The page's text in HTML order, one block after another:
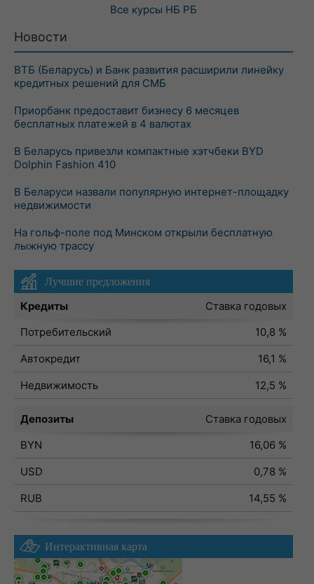
Все курсы НБ РБ
Новости
ВТБ (Беларусь) и Банк развития расширили линейку
кредитных решений для СМБ
Приорбанк предоставит бизнесу 6 месяцев
бесплатных платежей в 4 валютах
В Беларусь привезли компактные хэтчбеки BYD
Dolphin Fashion 410
В Беларуси назвали популярную интернет-площадку
недвижимости
На гольф-поле под Минском открыли бесплатную
лыжную трассу
Лучшие предложения
Кредиты
Ставка годовых
Потребительский
10,8 %
Автокредит
16,1 %
Недвижимость
12,5 %
Депозиты
Ставка годовых
BYN
16,06 %
USD
0,78 %
RUB
14,55 %
Интерактивная карта